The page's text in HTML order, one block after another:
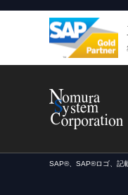
SAP®、SAP®ロゴ、記